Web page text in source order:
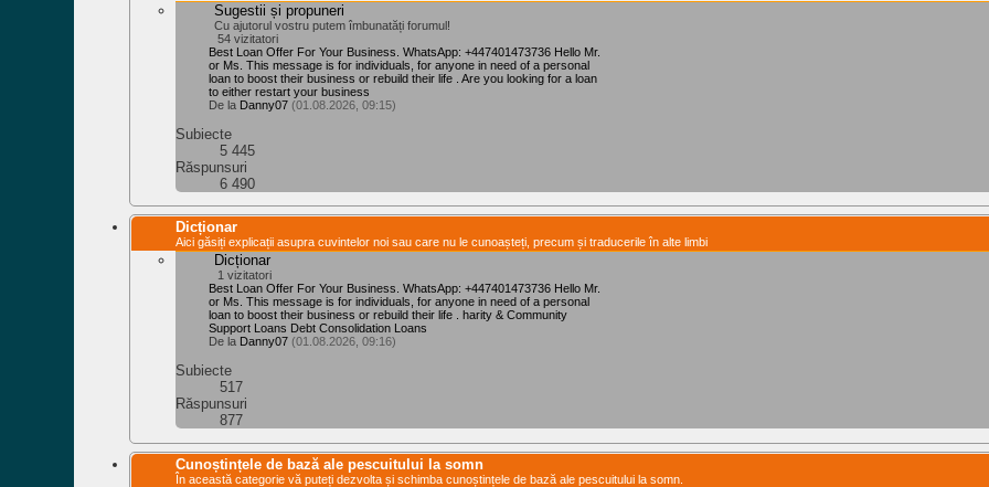
Sugestii și propuneri
Cu ajutorul vostru putem îmbunatăți forumul!
54 vizitatori
Best Loan Offer For Your Business. WhatsApp: +447401473736 Hello Mr.
or Ms. This message is for individuals, for anyone in need of a personal
loan to boost their business or rebuild their life . Are you looking for a loan
to either restart your business
De la Danny07 (01.08.2026, 09:15)
Subiecte
5 445
Răspunsuri
6 490
Dicționar
Aici găsiți explicații asupra cuvintelor noi sau care nu le cunoașteți, precum și traducerile în alte limbi
Dicționar
1 vizitatori
Best Loan Offer For Your Business. WhatsApp: +447401473736 Hello Mr.
or Ms. This message is for individuals, for anyone in need of a personal
loan to boost their business or rebuild their life . harity & Community
Support Loans Debt Consolidation Loans
De la Danny07 (01.08.2026, 09:16)
Subiecte
517
Răspunsuri
877
Cunoștințele de bază ale pescuitului la somn
În această categorie vă puteți dezvolta și schimba cunoștințele de bază ale pescuitului la somn.